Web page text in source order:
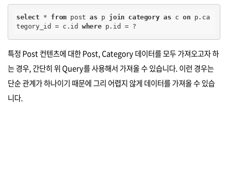
select * from post as p join category as c on p.ca
tegory_id = c.id where p.id = ?
특정 Post 컨텐츠에 대한 Post, Category 데이터를 모두 가져오고자 하
는 경우, 간단히 위 Query를 사용해서 가져올 수 있습니다. 이런 경우는
단순 관계가 하나이기 때문에 그리 어렵지 않게 데이터를 가져올 수 있습
니다.